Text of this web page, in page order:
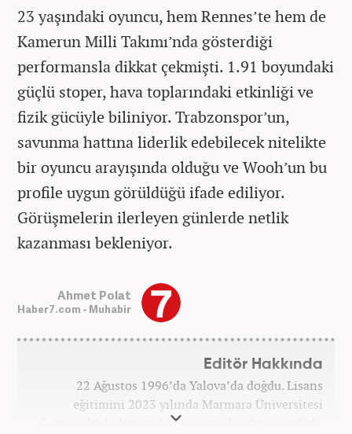
23 yaşındaki oyuncu, hem Rennes’te hem de
Kamerun Milli Takımı’nda gösterdiği
performansla dikkat çekmişti. 1.91 boyundaki
güçlü stoper, hava toplarındaki etkinliği ve
fizik gücüyle biliniyor. Trabzonspor’un,
savunma hattına liderlik edebilecek nitelikte
bir oyuncu arayışında olduğu ve Wooh’un bu
profile uygun görüldüğü ifade ediliyor.
Görüşmelerin ilerleyen günlerde netlik
kazanması bekleniyor.
Ahmet Polat
Haber7.com - Muhabir
Editör Hakkında
22 Ağustos 1996’da Yalova’da doğdu. Lisans
eğitimini 2023 yılında Marmara Üniversitesi
Gazetecilik bölümünden mezun olarak tamamladı.